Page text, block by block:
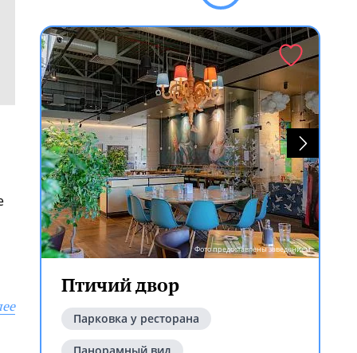
Фото предоставлены заведением
Птичий двор
Парковка у ресторана